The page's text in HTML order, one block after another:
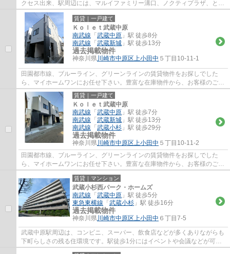
クセス出来、駅周辺には、マルイファミリー溝口、ノクティプラザ、とい
ったデパートやレストラン街、イトーヨー...
賃貸｜一戸建て
Ｋｏｌｅｔ武蔵中原
南武線 「 武蔵中原 」駅 徒歩8分
南武線 「 武蔵新城 」駅 徒歩13分
過去掲載物件
神奈川県川崎市中原区上小田中 ５丁目10-11-1
田園都市線、ブルーライン、グリーンラインの賃貸物件をお探しでした
ら、マイホームワンにお任せ下さい。豊富な在庫物件から、お客様のご要
望に合うお部屋をご提案致します。
賃貸｜一戸建て
Ｋｏｌｅｔ武蔵中原
南武線 「 武蔵中原 」駅 徒歩7分
南武線 「 武蔵新城 」駅 徒歩13分
南武線 「 武蔵小杉 」駅 徒歩29分
過去掲載物件
神奈川県川崎市中原区上小田中 ５丁目10-11-2
田園都市線、ブルーライン、グリーンラインの賃貸物件をお探しでした
ら、マイホームワンにお任せ下さい。豊富な在庫物件から、お客様のご要
望に合うお部屋をご提案致します。
賃貸｜マンション
武蔵小杉西パーク・ホームズ
南武線 「 武蔵中原 」駅 徒歩5分
東急東横線 「 武蔵小杉 」駅 徒歩16分
過去掲載物件
神奈川県川崎市中原区上小田中 ６丁目7-5
武蔵中原駅周辺は、コンビニ、スーパー、飲食店などが多くありながらも
下町らしさの残る住環境です。駅徒歩1分にはイベントや会議などが可能
な「エポック中原」がございます。田園都市...